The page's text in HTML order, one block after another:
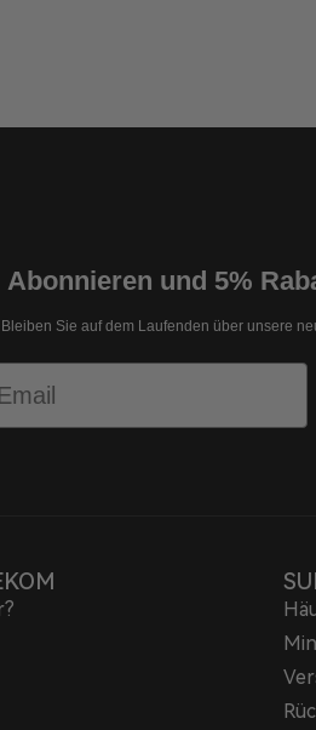
Abonnieren und 5%
Bleiben Sie auf dem Laufenden über unsere